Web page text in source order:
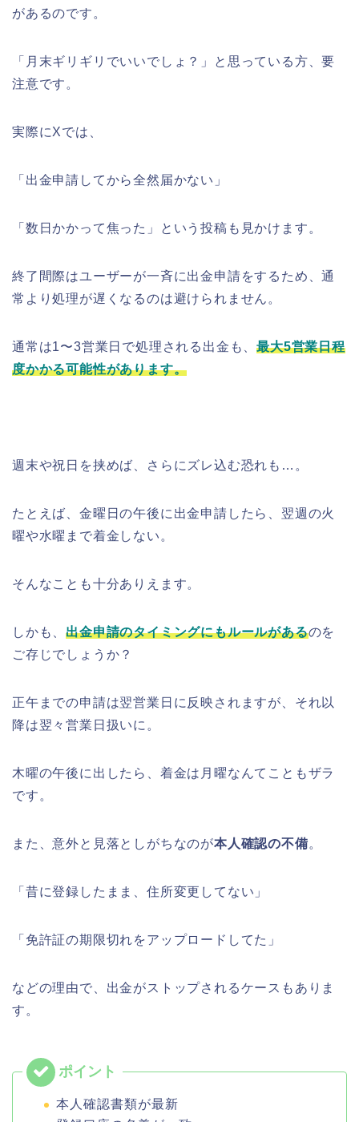
があるのです。
「月末ギリギリでいいでしょ？」と思っている方、要
注意です。
実際にXでは、
「出金申請してから全然届かない」
「数日かかって焦った」という投稿も見かけます。
終了間際はユーザーが一斉に出金申請をするため、通
常より処理が遅くなるのは避けられません。
通常は1〜3営業日で処理される出金も、最大5営業日程
度かかる可能性があります。
週末や祝日を挟めば、さらにズレ込む恐れも…。
たとえば、金曜日の午後に出金申請したら、翌週の火
曜や水曜まで着金しない。
そんなことも十分ありえます。
しかも、出金申請のタイミングにもルールがあるのを
ご存じでしょうか？
正午までの申請は翌営業日に反映されますが、それ以
降は翌々営業日扱いに。
木曜の午後に出したら、着金は月曜なんてこともザラ
です。
また、意外と見落としがちなのが本人確認の不備。
「昔に登録したまま、住所変更してない」
「免許証の期限切れをアップロードしてた」
などの理由で、出金がストップされるケースもありま
す。
本人確認書類が最新